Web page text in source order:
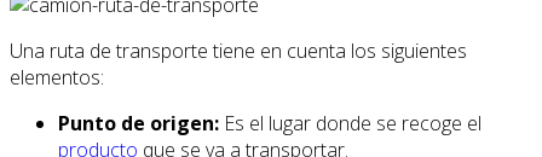
Una ruta de transporte tiene en cuenta los siguientes
elementos:
Punto de origen: Es el lugar donde se recoge el
producto que se va a transportar.